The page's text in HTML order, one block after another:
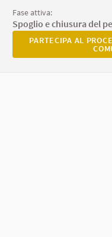
Fase attiva:
PARTECIPA AL
PARTECIPA AL